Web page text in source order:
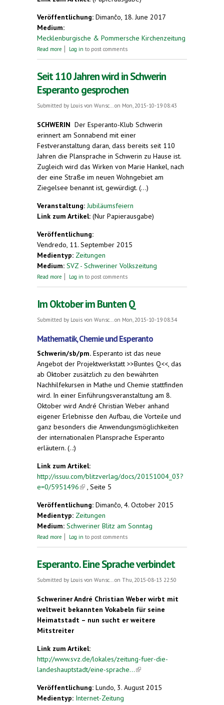
Veröffentlichung: Dimanĉo, 18. June 2017
Medium:
Mecklenburgische & Pommersche Kirchenzeitung
Read more about Pfingstliches Esperanto
Log in to post comments
Seit 110 Jahren wird in Schwerin
Esperanto gesprochen
Submitted by Louis von Wunsc... on Mon, 2015-10-19 08:43
SCHWERIN Der Esperanto-Klub Schwerin
erinnert am Sonnabend mit einer
Festveranstaltung daran, dass bereits seit 110
Jahren die Plansprache in Schwerin zu Hause ist.
Zugleich wird das Wirken von Marie Hankel, nach
der eine Straße im neuen Wohngebiet am
Ziegelsee benannt ist, gewürdigt. (...)
Veranstaltung: Jubiläumsfeiern
Link zum Artikel: (Nur Papierausgabe)
Veröffentlichung:
Vendredo, 11. September 2015
Medientyp: Zeitungen
Medium: SVZ - Schweriner Volkszeitung
Read more about Seit 110 Jahren wird in Schwerin Esperanto
Log in to post comments
Im Oktober im Bunten Q
Submitted by Louis von Wunsc... on Mon, 2015-10-19 08:34
Mathematik, Chemie und Esperanto
Schwerin/sb/pm. Esperanto ist das neue
Angebot der Projektwerkstatt >>Buntes Q<<, das
ab Oktober zusätzlich zu den bewährten
Nachhilfekursen in Mathe und Chemie stattfinden
wird. In einer Einführungsveranstaltung am 8.
Oktober wird André Christian Weber anhand
eigener Erlebnisse den Aufbau, die Vorteile und
ganz besonders die Anwendungsmöglichkeiten
der internationalen Plansprache Esperanto
erläutern. (..:)
Link zum Artikel:
http://issuu.com/blitzverlag/docs/20151004_03?
e=0/5951496(link is external)
, Seite 5
Veröffentlichung: Dimanĉo, 4. October 2015
Medientyp: Zeitungen
Medium: Schweriner Blitz am Sonntag
Read more about Im Oktober im Bunten Q
Log in to post comments
Esperanto. Eine Sprache verbindet
Submitted by Louis von Wunsc... on Thu, 2015-08-13 22:50
Schweriner André Christian Weber wirbt mit
weltweit bekannten Vokabeln für seine
Heimatstadt – nun sucht er weitere
Mitstreiter
Link zum Artikel:
http://www.svz.de/lokales/zeitung-fuer-die-
landeshauptstadt/eine-sprache...(link is external)
Veröffentlichung: Lundo, 3. August 2015
Medientyp: Internet-Zeitung